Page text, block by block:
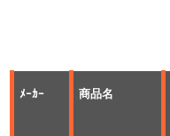
ﾒｰｶｰ 商品名